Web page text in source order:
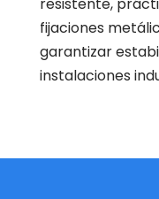
fijaciones
garantizar
instalaciones